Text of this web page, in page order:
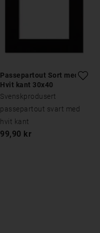
Passepartout Sort med
Hvit kant 30x40
Svenskprodusert
passepartout svart med
hvit kant
99,90 kr